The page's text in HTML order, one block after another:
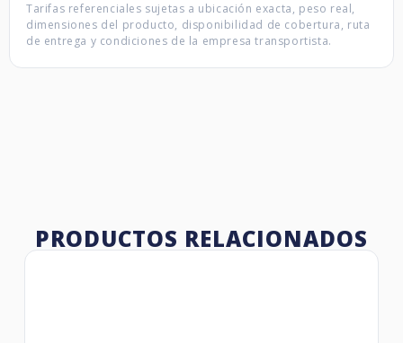
Tarifas referenciales sujetas a ubicación exacta, peso real,
dimensiones del producto, disponibilidad de cobertura, ruta
de entrega y condiciones de la empresa transportista.
PRODUCTOS RELACIONADOS